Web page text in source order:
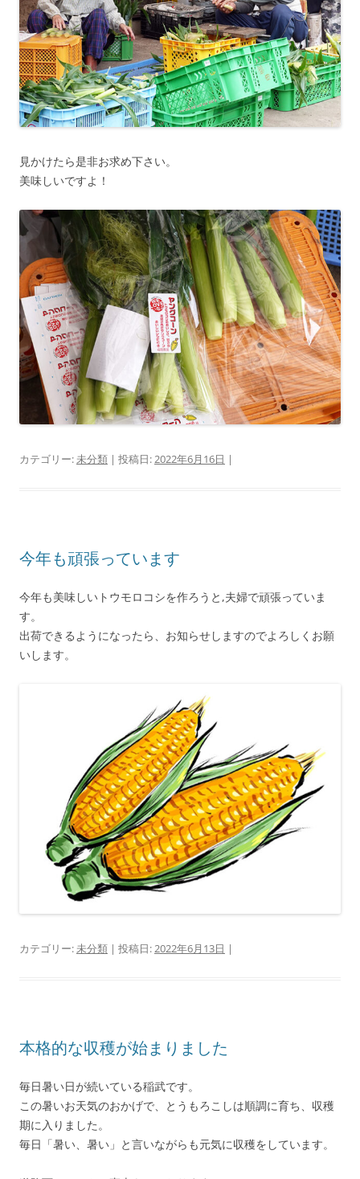
見かけたら是非お求め下さい。
美味しいですよ！
カテゴリー:未分類 | 投稿日:2022年6月16日 |
今年も頑張っています
今年も美味しいトウモロコシを作ろうと,夫婦で頑張っていま
す。
出荷できるようになったら、お知らせしますのでよろしくお願
いします。
カテゴリー:未分類 | 投稿日:2022年6月13日 |
本格的な収穫が始まりました
毎日暑い日が続いている稲武です。
この暑いお天気のおかげで、とうもろこしは順調に育ち、収穫
期に入りました。
毎日「暑い、暑い」と言いながらも元気に収穫をしています。